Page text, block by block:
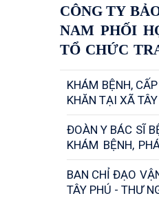
CÔNG TY
NAM PHỐI
TỔ CHỨC
SINH CÓ
ĐỊA BÀN XÃ
KHÁM BỆNH,
KHĂN TẠI XÃ
ĐOÀN Y BÁC SĨ
KHÁM BỆNH,
CHO HỘ NGHÈO,
PHÚ
BAN CHỈ ĐẠO
TÂY PHÚ - THƯ